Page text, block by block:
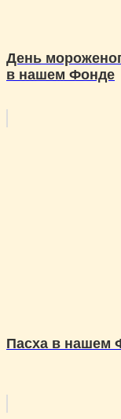
День
в нашем Фонде
Пасха в нашем